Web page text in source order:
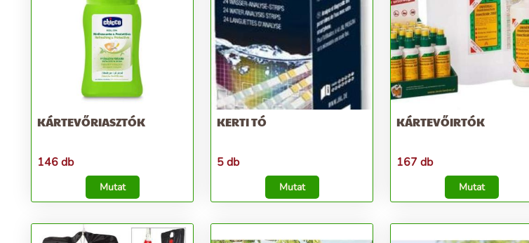
KÁRTEVŐRIASZTÓK
146 db
Mutat
KERTI TÓ
5 db
Mutat
KÁRTEVŐIRTÓK
167 db
Mutat